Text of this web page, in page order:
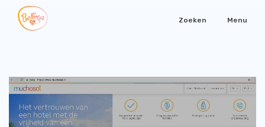
Zoeken Menu